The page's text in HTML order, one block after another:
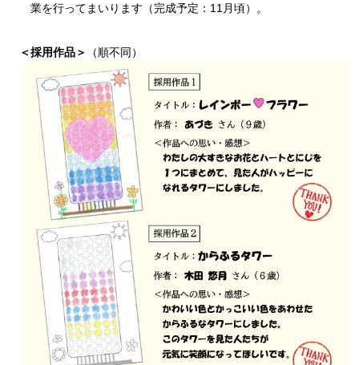
業を行ってまいります（完成予定：11月頃）。
＜採用作品＞ （順不同）